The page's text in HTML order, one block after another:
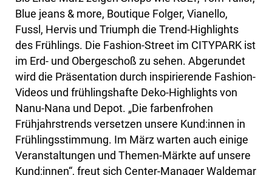
Blue jeans & more, Boutique Folger, Vianello,
Fussl, Hervis und Triumph die Trend-Highlights
des Frühlings. Die Fashion-Street im CITYPARK ist
im Erd- und Obergeschoß zu sehen. Abgerundet
wird die Präsentation durch inspirierende Fashion-
Videos und frühlingshafte Deko-Highlights von
Nanu-Nana und Depot. „Die farbenfrohen
Frühjahrstrends versetzen unsere Kund:innen in
Frühlingsstimmung. Im März warten auch einige
Veranstaltungen und Themen-Märkte auf unsere
Kund:innen“, freut sich Center-Manager Waldemar